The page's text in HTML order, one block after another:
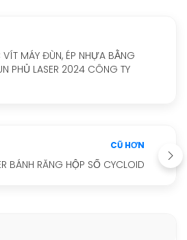
MÁY ĐÙN, ÉP NHỰA BẰNG
PHỦ LASER 2024 CÔNG TY
CŨ HƠN
BÁNH RĂNG HỘP SỐ CYCLOID